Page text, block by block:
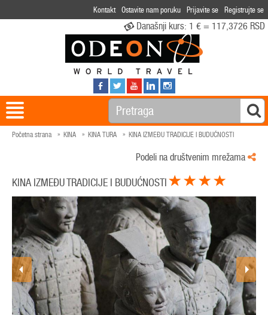
Kontakt Ostavite nam poruku Prijavite se Registrujte se
Današnji kurs: 1 € = 117,3726 RSD
Početna strana KINA KINA TURA KINA IZMEĐU TRADICIJE I BUDUĆNOSTI
Podeli na društvenim mrežama
KINA IZMEĐU TRADICIJE I BUDUĆNOSTI